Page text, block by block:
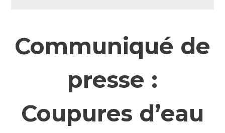
Communiqué de
presse :
Coupures d’eau